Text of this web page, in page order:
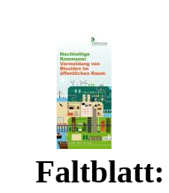
Faltblatt: